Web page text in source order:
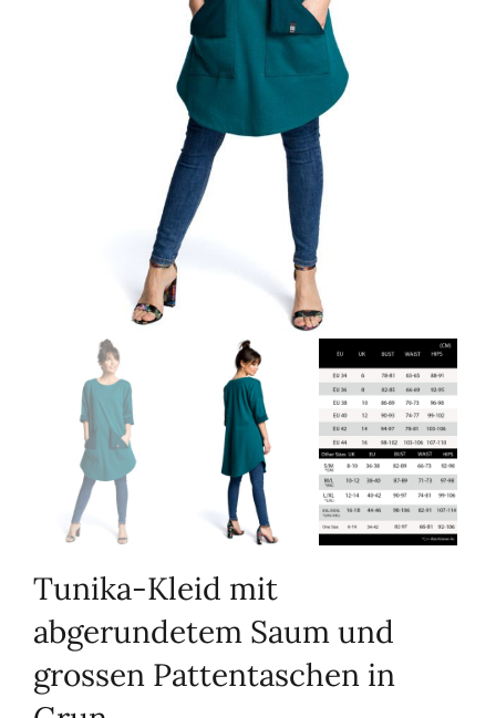
Tunika-Kleid mit
abgerundetem Saum und
grossen Pattentaschen in